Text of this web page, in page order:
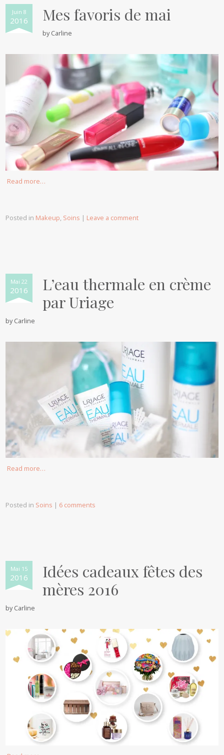
Juin 8
2016 Mes favoris de mai
byCarline
Read more…
Posted in Makeup, Soins | Leave a comment
Mai 22
2016
L’eau thermale en crème
par Uriage
byCarline
Read more…
Posted in Soins | 6 comments
Mai 15
2016
Idées cadeaux fêtes des
mères 2016
byCarline